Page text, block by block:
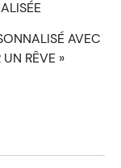
AVEC
RÊVE »